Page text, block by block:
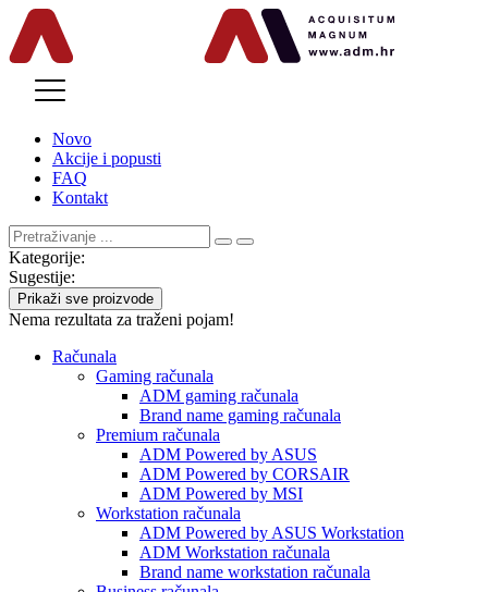
Novo
Akcije i popusti
FAQ
Kontakt
Kategorije:
Sugestije:
Prikaži sve proizvode
Nema rezultata za traženi pojam!
Računala
Gaming računala
ADM gaming računala
Brand name gaming računala
Premium računala
ADM Powered by ASUS
ADM Powered by CORSAIR
ADM Powered by MSI
Workstation računala
ADM Powered by ASUS Workstation
ADM Workstation računala
Brand name workstation računala